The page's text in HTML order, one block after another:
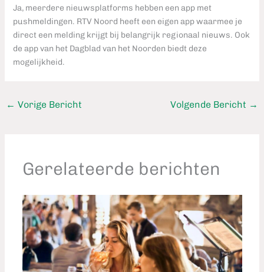
Ja, meerdere nieuwsplatforms hebben een app met
pushmeldingen. RTV Noord heeft een eigen app waarmee je
direct een melding krijgt bij belangrijk regionaal nieuws. Ook
de app van het Dagblad van het Noorden biedt deze
mogelijkheid.
← Vorige Bericht Volgende Bericht →
Gerelateerde berichten